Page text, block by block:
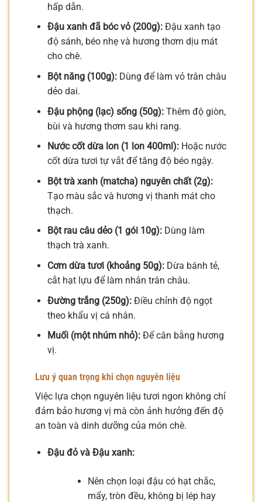
hấp dẫn.
Đậu xanh đã bóc vỏ (200g):Đậu xanh tạo
độ sánh, béo nhẹ và hương thơm dịu mát
cho chè.
Bột năng (100g):Dùng để làm vỏ trân châu
dẻo dai.
Đậu phộng (lạc) sống (50g):Thêm độ giòn,
bùi và hương thơm sau khi rang.
Nước cốt dừa lon (1 lon 400ml):Hoặc nước
cốt dừa tươi tự vắt để tăng độ béo ngậy.
Bột trà xanh (matcha) nguyên chất (2g):
Tạo màu sắc và hương vị thanh mát cho
thạch.
Bột rau câu dẻo (1 gói 10g):Dùng làm
thạch trà xanh.
Cơm dừa tươi (khoảng 50g):Dừa bánh tẻ,
cắt hạt lựu để làm nhân trân châu.
Đường trắng (250g):Điều chỉnh độ ngọt
theo khẩu vị cá nhân.
Muối (một nhúm nhỏ):Để cân bằng hương
vị.
Lưu ý quan trọng khi chọn nguyên liệu
Việc lựa chọn nguyên liệu tươi ngon không chỉ
đảm bảo hương vị mà còn ảnh hưởng đến độ
an toàn và dinh dưỡng của món chè.
Đậu đỏ và Đậu xanh:
Nên chọn loại đậu có hạt chắc,
mẩy, tròn đều, không bị lép hay